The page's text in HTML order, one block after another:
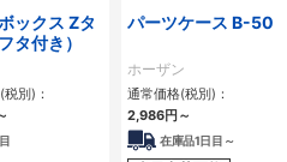
ックス Zタ
タ付き）
別)：
パーツケース B-50
ホーザン
通常価格(税別)：
2,986円 ～
在庫品1日目～